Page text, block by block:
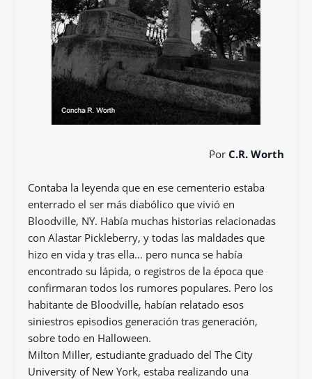
Por C.R. Worth
Contaba la leyenda que en ese cementerio estaba
enterrado el ser más diabólico que vivió en
Bloodville, NY. Había muchas historias relacionadas
con Alastar Pickleberry, y todas las maldades que
hizo en vida y tras ella… pero nunca se había
encontrado su lápida, o registros de la época que
confirmaran todos los rumores populares. Pero los
habitante de Bloodville, habían relatado esos
siniestros episodios generación tras generación,
sobre todo en Halloween.
Milton Miller, estudiante graduado del The City
University of New York, estaba realizando una